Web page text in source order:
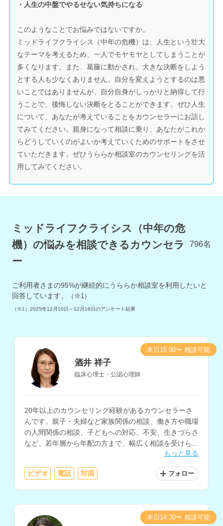
・人生の中盤でやるせない気持ちになる
このようなことでお悩みではないですか。
ミッドライフクライシス（中年の危機）は、人生という壮大
なテーマを考えるため、一人でモヤモヤとしてしまうことが
多くなります。また、葛藤に動かされ、大きな決断をしよう
とする人も少なくありません。自分を変えようとするのは悪
いことではありませんが、自分自身がしっかりと納得して行
うことで、後悔しない決断をとることができます。ぜひ人生
について、あなたが考えていることをカウンセラーにお話し
てみてください。親身になって相談に乗り、あなたがこれか
らどうしていくのがよいか考えていくためのサポートをさせ
ていただきます。ぜひうららか相談室のカウンセリングを活
用してみてください。
ミッドライフクライシス（中年の危
機）の悩みを相談できるカウンセラ
ー
796名
ご利用者さまの95%が継続的にうららか相談室を利用したいと
回答しています。
（※1）
（※1） 2025年12月10日～12月16日のアンケート結果
酒井 祥子
臨床心理士・公認心理師
20年以上のカウンセリング経験があるカウンセラーさ
んです。親子・夫婦など家族関係の相談、働き方や職場
の人間関係の相談、子どもへの対応、不安、生きづらさ
など、若年層から年配の方まで、幅広く相談を受けられ
※性依存・性犯罪に関するご相談には対応しておりませ
もっと見る
ビデオ 電話 対面 フォロー
本日15:00〜 相談可能
本日14:30〜 相談可能